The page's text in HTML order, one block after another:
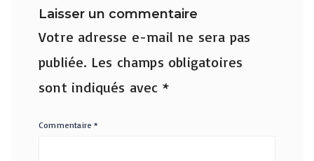
Laisser un commentaire
Votre adresse e-mail ne sera pas
publiée. Les champs obligatoires
sont indiqués avec *
Commentaire*